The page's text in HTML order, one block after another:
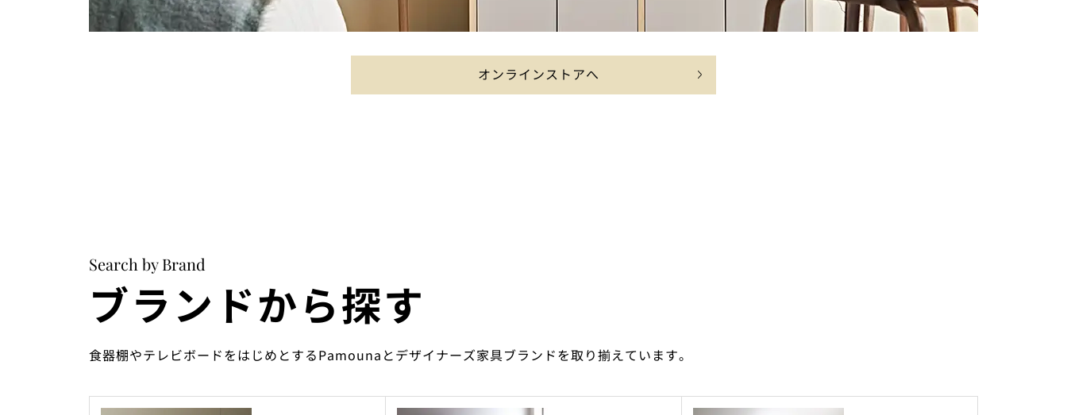
オンラインストアへ
Search by Brand
ブランドから探す
食器棚やテレビボードをはじめとするPamounaとデザイナーズ家具ブランドを取り揃えています。